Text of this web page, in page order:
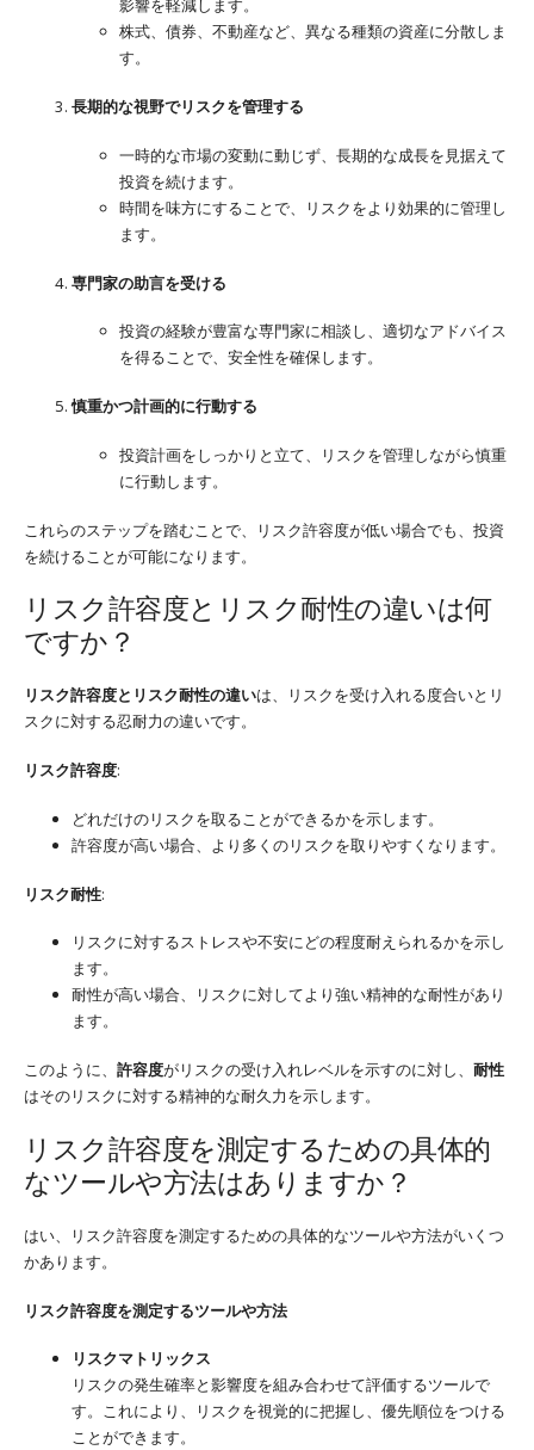
影響を軽減します。
株式、債券、不動産など、異なる種類の資産に分散しま
す。
長期的な視野でリスクを管理する
一時的な市場の変動に動じず、長期的な成長を見据えて
投資を続けます。
時間を味方にすることで、リスクをより効果的に管理し
ます。
専門家の助言を受ける
投資の経験が豊富な専門家に相談し、適切なアドバイス
を得ることで、安全性を確保します。
慎重かつ計画的に行動する
投資計画をしっかりと立て、リスクを管理しながら慎重
に行動します。
これらのステップを踏むことで、リスク許容度が低い場合でも、投資
を続けることが可能になります。
リスク許容度とリスク耐性の違いは何
ですか？
リスク許容度とリスク耐性の違いは、リスクを受け入れる度合いとリ
スクに対する忍耐力の違いです。
リスク許容度:
どれだけのリスクを取ることができるかを示します。
許容度が高い場合、より多くのリスクを取りやすくなります。
リスク耐性:
リスクに対するストレスや不安にどの程度耐えられるかを示し
ます。
耐性が高い場合、リスクに対してより強い精神的な耐性があり
ます。
このように、 許容度がリスクの受け入れレベルを示すのに対し、 耐性
はそのリスクに対する精神的な耐久力を示します。
リスク許容度を測定するための具体的
なツールや方法はありますか？
はい、リスク許容度を測定するための具体的なツールや方法がいくつ
かあります。
リスク許容度を測定するツールや方法
リスクマトリックス
リスクの発生確率と影響度を組み合わせて評価するツールで
す。これにより、リスクを視覚的に把握し、優先順位をつける
ことができます。